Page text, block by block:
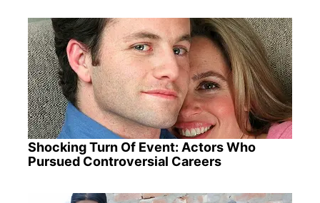
Shocking Turn Of Event: Actors Who
Pursued Controversial Careers